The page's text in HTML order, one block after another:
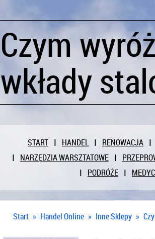
Czym
wkłady
START HANDEL
RENOWACJA
NARZĘDZIA WARSZTATOWE
PODRÓŻE
Start » Handel Online » Inne Sklepy »